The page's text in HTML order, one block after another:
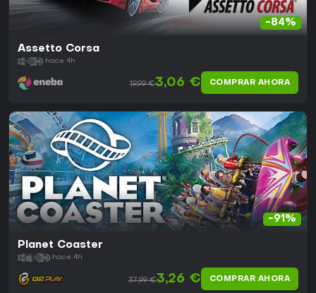
-84%
Assetto Corsa
hace 4h
19,99 €3,06 € COMPRAR AHORA
-91%
Planet Coaster
hace 4h
37,99 €3,26 € COMPRAR AHORA